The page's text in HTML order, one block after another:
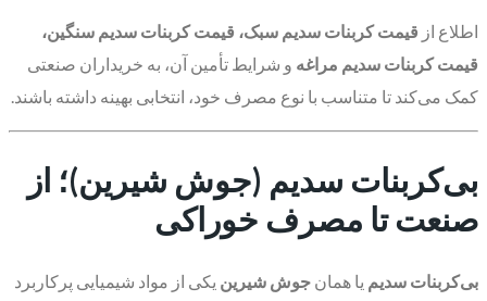
اطلاع از قیمت کربنات سدیم سبک، قیمت کربنات سدیم سنگین،
قیمت کربنات سدیم مراغه و شرایط تأمین آن، به خریداران صنعتی
کمک می‌کند تا متناسب با نوع مصرف خود، انتخابی بهینه داشته باشند.
بی‌کربنات سدیم (جوش شیرین)؛ از
صنعت تا مصرف خوراکی
بی‌کربنات سدیم یا همان جوش شیرین یکی از مواد شیمیایی پرکاربرد